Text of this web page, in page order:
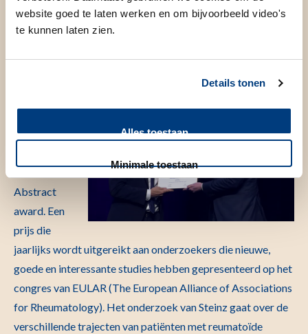
website goed te laten werken en om bijvoorbeeld video's
te kunnen laten zien.
Details tonen
Alles toestaan
Minimale toestaan
award
EULAR
Abstract
award. Een
prijs die
jaarlijks wordt uitgereikt aan onderzoekers die nieuwe,
goede en interessante studies hebben gepresenteerd op het
congres van EULAR (The European Alliance of Associations
for Rheumatology). Het onderzoek van Steinz gaat over de
verschillende trajecten van patiënten met reumatoïde